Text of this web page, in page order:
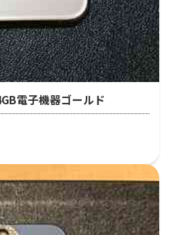
電子機器ゴールド